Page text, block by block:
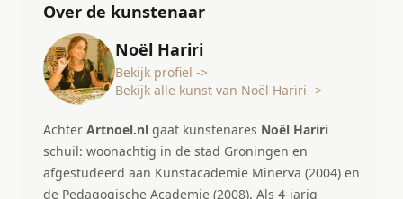
Over de kunstenaar
Noël Hariri
Bekijk profiel ->
Bekijk alle kunst van Noël Hariri ->
Achter Artnoel.nl gaat kunstenares Noël Hariri
schuil: woonachtig in de stad Groningen en
afgestudeerd aan Kunstacademie Minerva (2004) en
de Pedagogische Academie (2008). Als 4-jarig